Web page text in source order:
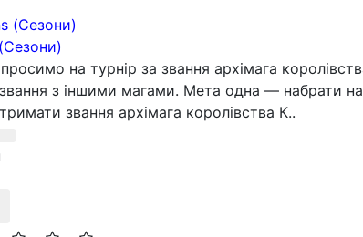
на турнір за звання архімага
з іншими магами. Мета одна — набрати
звання архімага королівства К..